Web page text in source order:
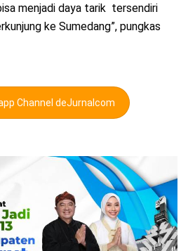
menjadi daya tarik tersendiri
ke Sumedang”, pungkas
Channel deJurnalcom